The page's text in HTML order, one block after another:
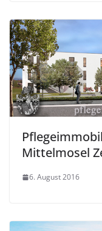
Mittelmosel
6. August 2016